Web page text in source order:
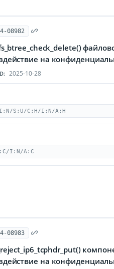
08982
на
2025-10-28
S:U/C:H/I:N/A:H
I:N/A:C
08983
на